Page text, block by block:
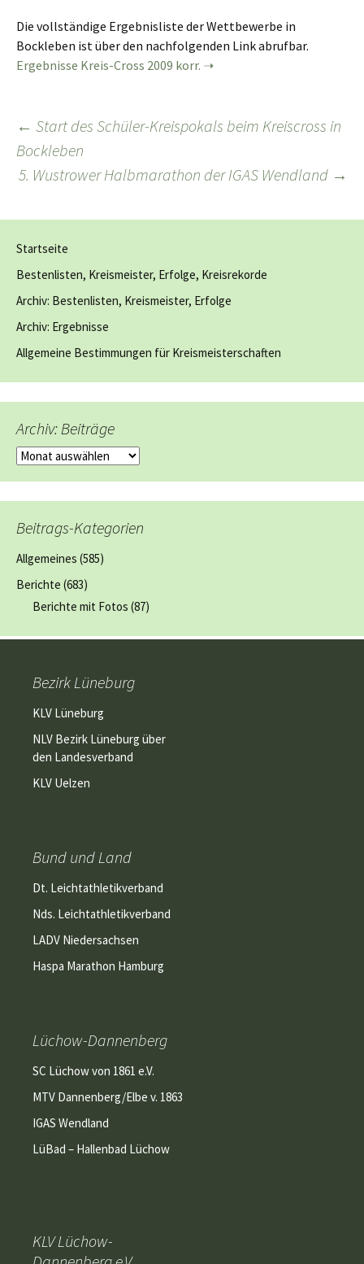
Die vollständige Ergebnisliste der Wettbewerbe in
Bockleben ist über den nachfolgenden Link abrufbar.
Ergebnisse Kreis-Cross 2009 korr.
Beitragsnavigation
← Start des Schüler-Kreispokals beim Kreiscross in
Bockleben
5. Wustrower Halbmarathon der IGAS Wendland →
Startseite
Bestenlisten, Kreismeister, Erfolge, Kreisrekorde
Archiv: Bestenlisten, Kreismeister, Erfolge
Archiv: Ergebnisse
Allgemeine Bestimmungen für Kreismeisterschaften
Archiv: Beiträge
Archiv:
Beitrags-Kategorien
Allgemeines (585)
Berichte (683)
Berichte mit Fotos (87)
Bezirk Lüneburg
KLV Lüneburg
NLV Bezirk Lüneburg über
den Landesverband
KLV Uelzen
Bund und Land
Dt. Leichtathletikverband
Nds. Leichtathletikverband
LADV Niedersachsen
Haspa Marathon Hamburg
Lüchow-Dannenberg
SC Lüchow von 1861 e.V.
MTV Dannenberg/Elbe v. 1863
IGAS Wendland
LüBad – Hallenbad Lüchow
KLV Lüchow-